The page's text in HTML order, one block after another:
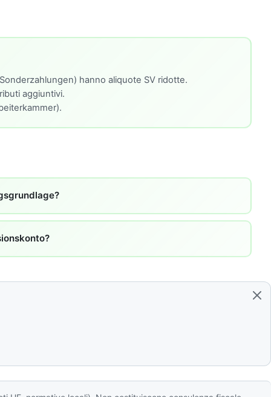
hanno aliquote SV ridotte.
aggiuntivi.